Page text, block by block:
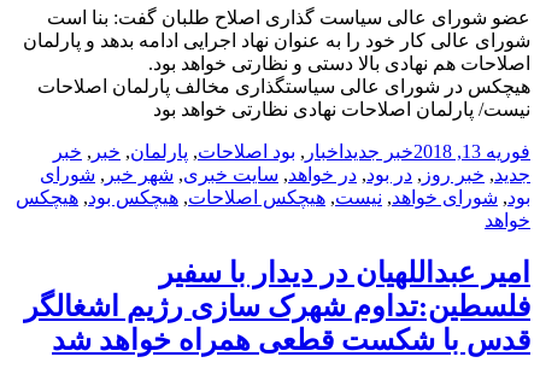
عضو شورای عالی سیاست گذاری اصلاح طلبان گفت: بنا است
شورای عالی کار خود را به عنوان نهاد اجرایی ادامه بدهد و پارلمان
اصلاحات هم نهادی بالا دستی و نظارتی خواهد بود.
هیچکس در شورای عالی سیاستگذاری مخالف پارلمان اصلاحات
نیست/ پارلمان اصلاحات نهادی نظارتی خواهد بود
ارسال
شده
در
فوریه 13, 2018 نویسنده
دسته‌ها
خبر جدیدبرچسب‌ها
اخبار , بود اصلاحات, پارلمان, خبر , خبر
جدید, خبر روز , در بود, در خواهد, سایت خبری, شهر خبر , شورای
بود, شورای خواهد, نیست, هیچکس اصلاحات, هیچکس بود, هیچکس
خواهد
امیر عبداللهیان در دیدار با سفیر
فلسطین:تداوم شهرک سازی رژیم اشغالگر
قدس با شکست قطعی همراه خواهد شد